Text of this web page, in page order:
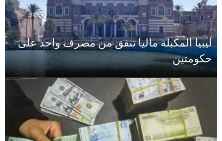
ليبيا المكبلة ماليا تنفق من مصرف واحد على
حكومتين